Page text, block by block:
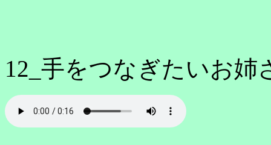
12_手をつなぎたいお姉